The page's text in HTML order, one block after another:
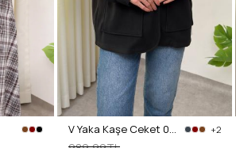
V Yaka Kaşe Ceket 0041 - SİYAH +2